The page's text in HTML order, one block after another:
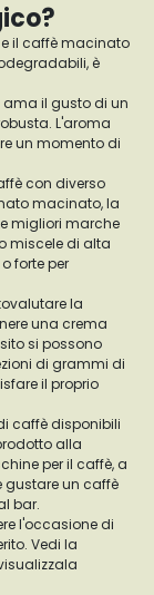
il caffè macinato
è
ama il gusto di un
L'aroma
un momento di
con diverso
macinato, la
migliori marche
miscele di alta
forte per
la
una crema
si possono
di grammi di
il proprio
caffè disponibili
alla
per il caffè, a
gustare un caffè
bar.
l'occasione di
Vedi la